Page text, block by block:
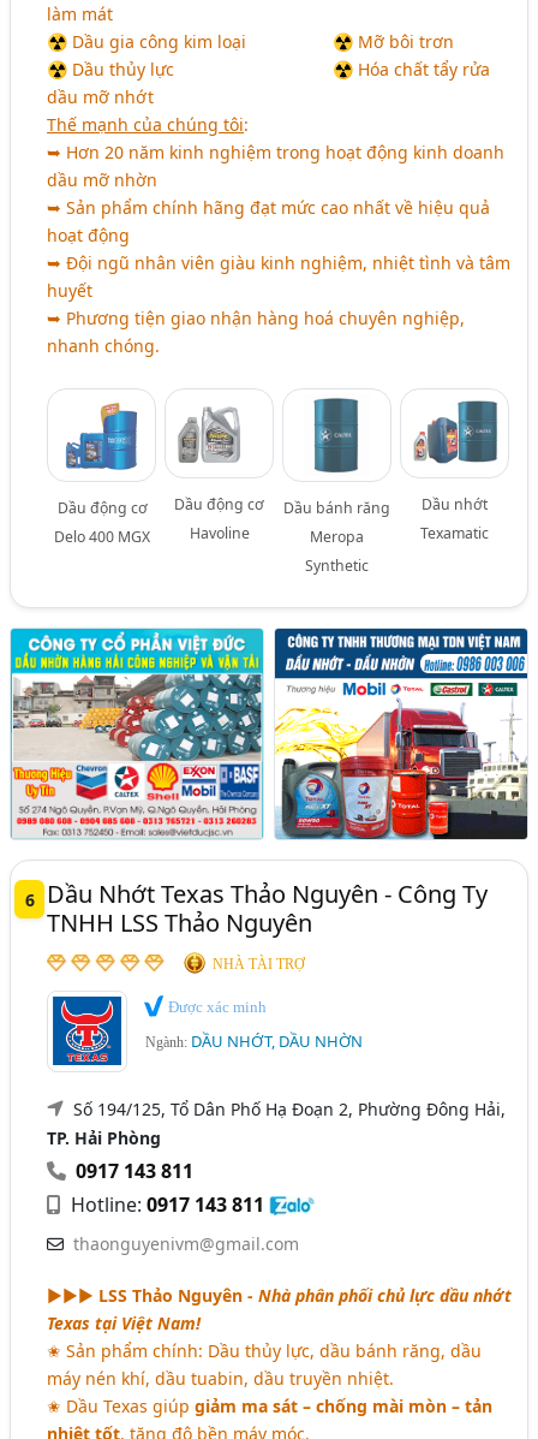
làm mát
☢ Dầu gia công kim loại
☢ Mỡ bôi trơn
☢ Dầu thủy lực
☢ Hóa chất tẩy rửa
dầu mỡ nhớt
Thế mạnh của chúng tôi:
➥ Hơn 20 năm kinh nghiệm trong hoạt động kinh doanh
dầu mỡ nhờn
➥ Sản phẩm chính hãng đạt mức cao nhất về hiệu quả
hoạt động
➥ Đội ngũ nhân viên giàu kinh nghiệm, nhiệt tình và tâm
huyết
➥ Phương tiện giao nhận hàng hoá chuyên nghiệp,
nhanh chóng.
Dầu động cơ
Delo 400 MGX
Dầu động cơ
Havoline
Dầu bánh răng
Meropa
Synthetic
Dầu nhớt
Texamatic
6
Dầu Nhớt Texas Thảo Nguyên - Công Ty
TNHH LSS Thảo Nguyên
NHÀ TÀI TRỢ
Được xác minh
Ngành: DẦU NHỚT, DẦU NHỜN
Số 194/125, Tổ Dân Phố Hạ Đoạn 2, Phường Đông Hải,
TP. Hải Phòng
0917 143 811
Hotline:0917 143 811
thaonguyenivm@gmail.com
►►► LSS Thảo Nguyên -Nhà phân phối chủ lực dầu nhớt
Texas tại Việt Nam!
✬ Sản phẩm chính: Dầu thủy lực, dầu bánh răng, dầu
máy nén khí, dầu tuabin, dầu truyền nhiệt.
✬ Dầu Texas giúpgiảm ma sát – chống mài mòn – tản
nhiệt tốt, tăng độ bền máy móc.